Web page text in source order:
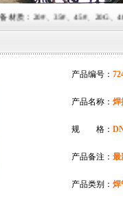
20#、35#、45#、20G、
产品编号：
产品名称： 焊
规 格：
产品备注： 最
产品类别： 焊